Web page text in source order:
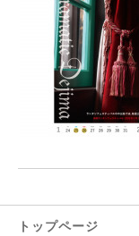
トップページ